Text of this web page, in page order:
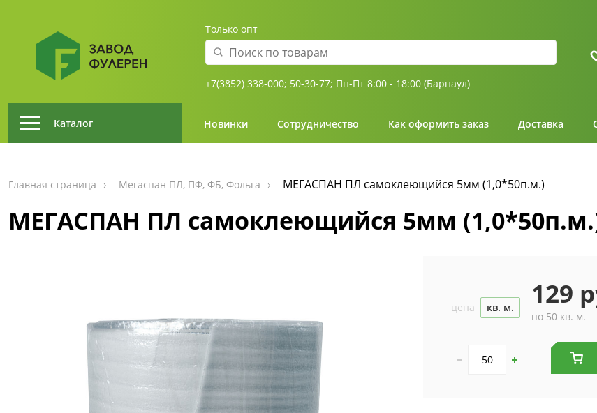
Только опт
+7(3852) 338-000; 50-30-77; Пн-Пт 8:00 - 18:00 (Барнаул)
Каталог Новинки Сотрудничество Как оформить заказ Доставка
Главная страница Мегаспан ПЛ, ПФ, ФБ, Фольга МЕГАСПАН ПЛ самоклеющийся 5мм (1,0*50п.м.)
МЕГАСПАН ПЛ самоклеющийся 5мм
цена кв. м. 129
по 50 кв. м.